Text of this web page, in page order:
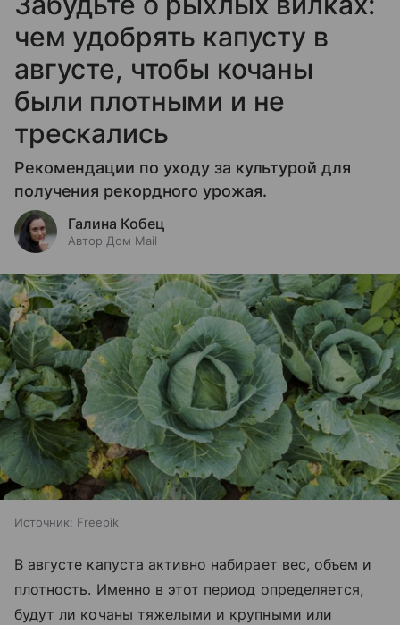
чем удобрять капусту в
августе, чтобы кочаны
были плотными и не
трескались
Рекомендации по уходу за культурой для
получения рекордного урожая.
Галина Кобец
Автор Дом Mail
Источник: Freepik
В августе капуста активно набирает вес, объем и
плотность. Именно в этот период определяется,
будут ли кочаны тяжелыми и крупными или